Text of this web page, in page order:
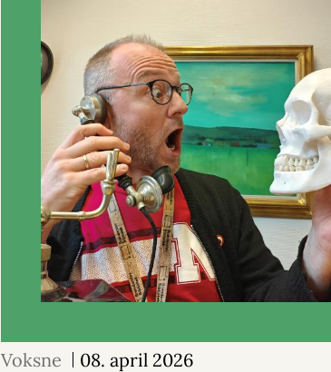
Voksne 08. april 2026